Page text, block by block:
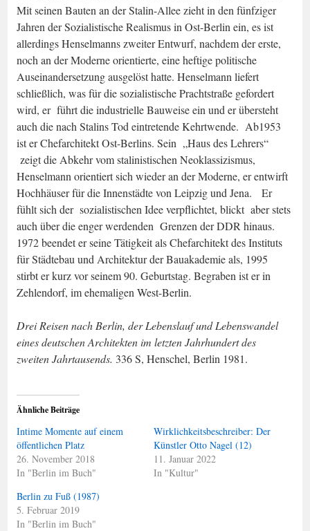
Mit seinen Bauten an der Stalin-Allee zieht in den fünfziger
Jahren der Sozialistische Realismus in Ost-Berlin ein, es ist
allerdings Henselmanns zweiter Entwurf, nachdem der erste,
noch an der Moderne orientierte, eine heftige politische
Auseinandersetzung ausgelöst hatte. Henselmann liefert
schließlich, was für die sozialistische Prachtstraße gefordert
wird, er führt die industrielle Bauweise ein und er übersteht
auch die nach Stalins Tod eintretende Kehrtwende. Ab1953
ist er Chefarchitekt Ost-Berlins. Sein „Haus des Lehrers“
zeigt die Abkehr vom stalinistischen Neoklassizismus,
Henselmann orientiert sich wieder an der Moderne, er entwirft
Hochhäuser für die Innenstädte von Leipzig und Jena. Er
fühlt sich der sozialistischen Idee verpflichtet, blickt aber stets
auch über die enger werdenden Grenzen der DDR hinaus.
1972 beendet er seine Tätigkeit als Chefarchitekt des Instituts
für Städtebau und Architektur der Bauakademie als, 1995
stirbt er kurz vor seinem 90. Geburtstag. Begraben ist er in
Zehlendorf, im ehemaligen West-Berlin.
Drei Reisen nach Berlin, der Lebenslauf und Lebenswandel
eines deutschen Architekten im letzten Jahrhundert des
zweiten Jahrtausends. 336 S, Henschel, Berlin 1981.
Ähnliche Beiträge
Intime Momente auf einem
öffentlichen Platz
26. November 2018
In "Berlin im Buch"
Wirklichkeitsbeschreiber: Der
Künstler Otto Nagel (12)
11. Januar 2022
In "Kultur"
Berlin zu Fuß (1987)
5. Februar 2019
In "Berlin im Buch"